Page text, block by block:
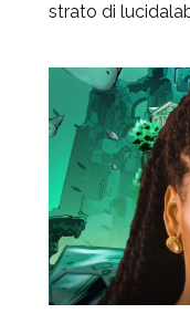
strato di